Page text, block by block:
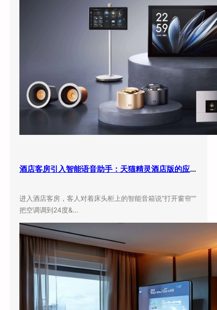
酒店客房引入智能语音助手：天猫精灵酒店版的应用现状与实际效果
进入酒店客房，客人对着床头柜上的智能音箱说”打开窗帘””
把空调调到24度&…